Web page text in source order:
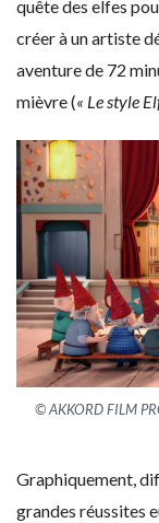
quête des elfes
créer à un artiste
aventure de 72
mièvre (« Le style
© AKKORD FILM
Graphiquement,
grandes réussites